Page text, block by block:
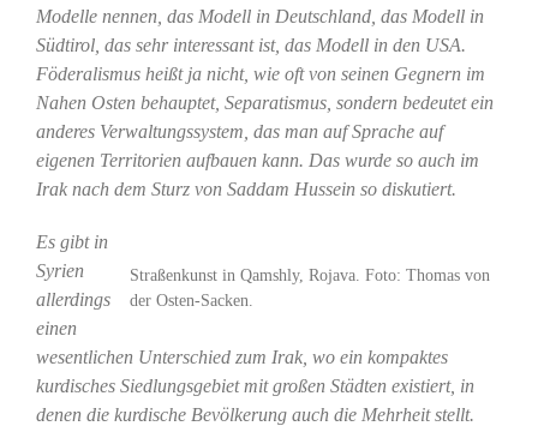
Modelle nennen, das Modell in Deutschland, das Modell in
Südtirol, das sehr interessant ist, das Modell in den USA.
Föderalismus heißt ja nicht, wie oft von seinen Gegnern im
Nahen Osten behauptet, Separatismus, sondern bedeutet ein
anderes Verwaltungssystem, das man auf Sprache auf
eigenen Territorien aufbauen kann. Das wurde so auch im
Irak nach dem Sturz von Saddam Hussein so diskutiert.
Straßenkunst in Qamshly, Rojava. Foto: Thomas von
der Osten-Sacken.
Es gibt in
Syrien
allerdings
einen
wesentlichen Unterschied zum Irak, wo ein kompaktes
kurdisches Siedlungsgebiet mit großen Städten existiert, in
denen die kurdische Bevölkerung auch die Mehrheit stellt.